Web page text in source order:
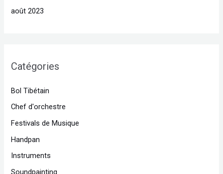
août 2023
Catégories
Bol Tibétain
Chef d'orchestre
Festivals de Musique
Handpan
Instruments
Soundpainting